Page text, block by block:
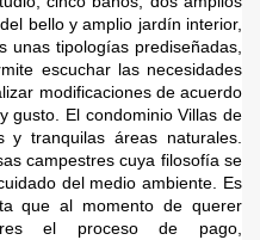
bello y amplio jardín interior,
unas tipologías prediseñadas,
escuchar las necesidades
modificaciones de acuerdo
gusto. El condominio Villas de
y tranquilas áreas naturales.
campestres cuya filosofía se
del medio ambiente. Es
que al momento de querer
el proceso de pago,